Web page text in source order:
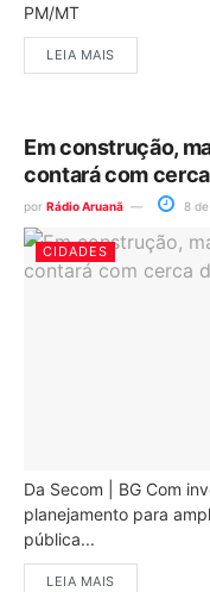
PM/MT
LEIA MAIS
Em construção,
contará com
por Rádio Aruanã 8
CIDADES
Da Secom | BG Com
planejamento para
pública...
LEIA MAIS